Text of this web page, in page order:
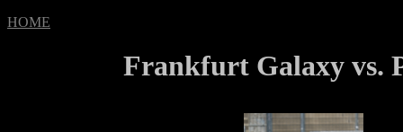
HOME
Frankfurt Galaxy vs.